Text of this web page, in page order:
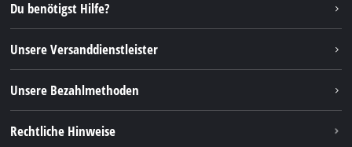
FAQs
Rücksendungen / Widerruf
Verpackungsrichtlinien
Hinweise zur Batterieentsorgung
Vertrag widerrufen
Instagram
TikTok
Pinterest
Linkedin
Du benötigst Hilfe?
Unsere Versanddienstleister
Unsere Bezahlmethoden
Rechtliche Hinweise